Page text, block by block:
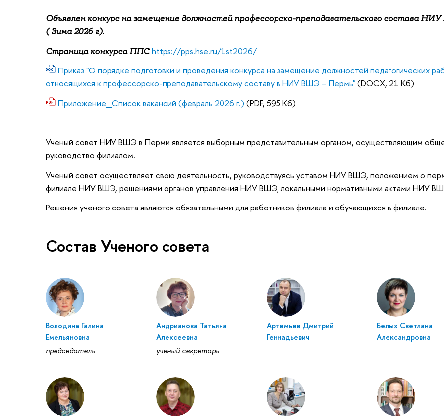
Объявлен конкурс на замещение должностей профессорско-преподавательского состава
( Зима 2026 г).
Страница конкурса ППСhttps://pps.hse.ru/1st2026/
Приказ "О порядке подготовки и проведения конкурса на замещение должностей педагогических
относящихся к профессорско-преподавательскому составу в НИУ ВШЭ – Пермь"(DOCX, 21 Кб)
Приложение_Список вакансий (февраль 2026 г.) (PDF, 595 Кб)
Ученый совет НИУ ВШЭ в Перми является выборным представительным органом, осуществляющим
руководство филиалом.
Ученый совет осуществляет свою деятельность, руководствуясь уставом НИУ ВШЭ, положением о
филиале НИУ ВШЭ, решениями органов управления НИУ ВШЭ, локальными нормативными актами НИУ
Решения ученого совета являются обязательными для работников филиала и обучающихся в филиале.
Состав Ученого совета
Володина Галина
Емельяновна
председатель
Андрианова Татьяна
Алексеевна
ученый секретарь
Артемьев Дмитрий
Геннадьевич
Белых Светлана
Александровна